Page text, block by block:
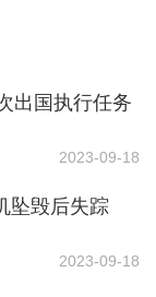
出国执行任务
2023-09-18
坠毁后失踪
2023-09-18